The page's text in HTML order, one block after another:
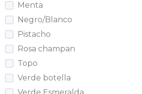
Menta
Negro/Blanco
Pistacho
Rosa champan
Topo
Verde botella